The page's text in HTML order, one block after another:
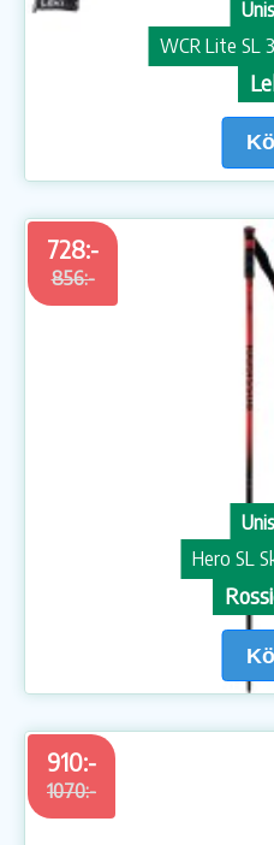
WCR Lite SL
728:-
856:-
Hero SL
910:-
1070:-